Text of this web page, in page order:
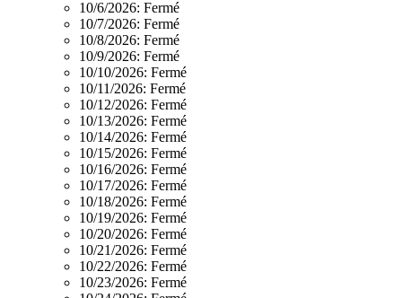
10/6/2026: Fermé
10/7/2026: Fermé
10/8/2026: Fermé
10/9/2026: Fermé
10/10/2026: Fermé
10/11/2026: Fermé
10/12/2026: Fermé
10/13/2026: Fermé
10/14/2026: Fermé
10/15/2026: Fermé
10/16/2026: Fermé
10/17/2026: Fermé
10/18/2026: Fermé
10/19/2026: Fermé
10/20/2026: Fermé
10/21/2026: Fermé
10/22/2026: Fermé
10/23/2026: Fermé